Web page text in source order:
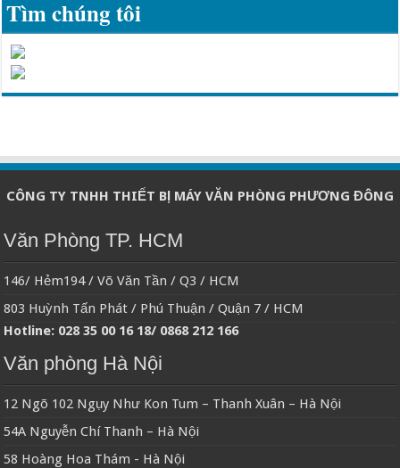
Tìm chúng tôi
CÔNG TY TNHH THIẾT BỊ MÁY VĂN PHÒNG PHƯƠNG ĐÔNG
Văn Phòng TP. HCM
146/ Hẻm194 / Võ Văn Tần / Q3 / HCM
803 Huỳnh Tấn Phát / Phú Thuận / Quận 7 / HCM
Hotline: 028 35 00 16 18/ 0868 212 166
Văn phòng Hà Nội
12 Ngõ 102 Ngụy Như Kon Tum – Thanh Xuân – Hà Nội
54A Nguyễn Chí Thanh – Hà Nội
58 Hoàng Hoa Thám - Hà Nội